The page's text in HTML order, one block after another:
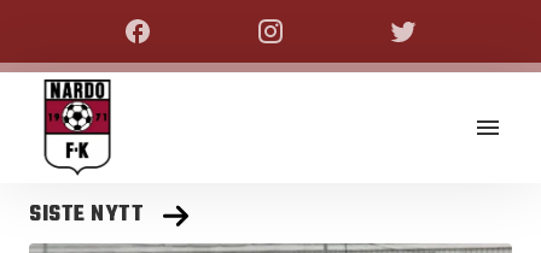
SISTE NYTT